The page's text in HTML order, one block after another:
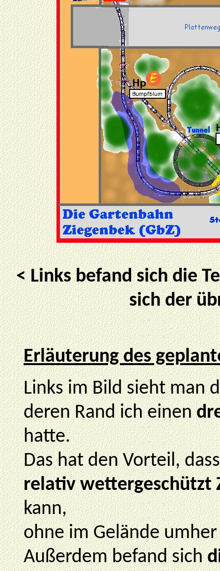
< Links befand sich die
sich der
Erläuterung des
Links im Bild sieht man
deren Rand ich einen
hatte.
Das hat den Vorteil,
relativ wettergeschützt
kann,
ohne im Gelände
Außerdem befand sich